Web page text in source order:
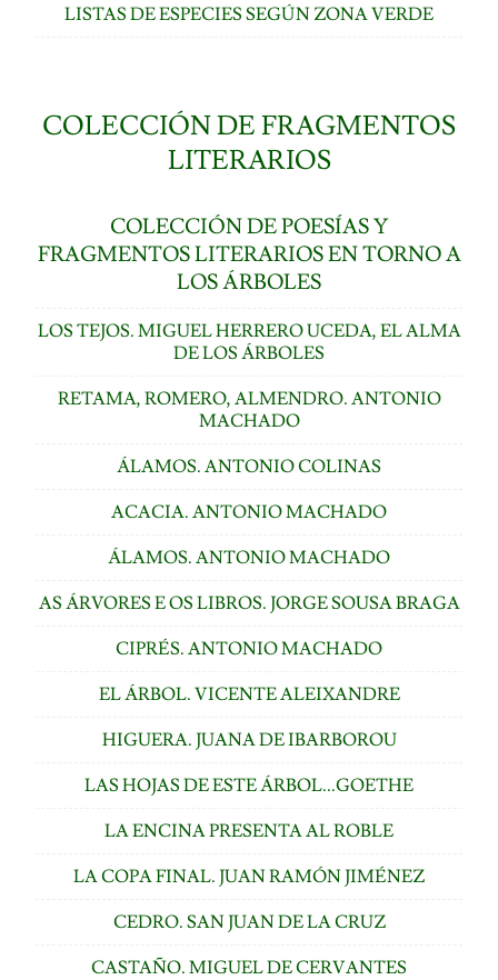
LISTAS DE ESPECIES SEGÚN ZONA VERDE
COLECCIÓN DE FRAGMENTOS
LITERARIOS
COLECCIÓN DE POESÍAS Y
FRAGMENTOS LITERARIOS EN TORNO A
LOS ÁRBOLES
LOS TEJOS. MIGUEL HERRERO UCEDA, EL ALMA
DE LOS ÁRBOLES
RETAMA, ROMERO, ALMENDRO. ANTONIO
MACHADO
ÁLAMOS. ANTONIO COLINAS
ACACIA. ANTONIO MACHADO
ÁLAMOS. ANTONIO MACHADO
AS ÁRVORES E OS LIBROS. JORGE SOUSA BRAGA
CIPRÉS. ANTONIO MACHADO
EL ÁRBOL. VICENTE ALEIXANDRE
HIGUERA. JUANA DE IBARBOROU
LAS HOJAS DE ESTE ÁRBOL...GOETHE
LA ENCINA PRESENTA AL ROBLE
LA COPA FINAL. JUAN RAMÓN JIMÉNEZ
CEDRO. SAN JUAN DE LA CRUZ
CASTAÑO. MIGUEL DE CERVANTES